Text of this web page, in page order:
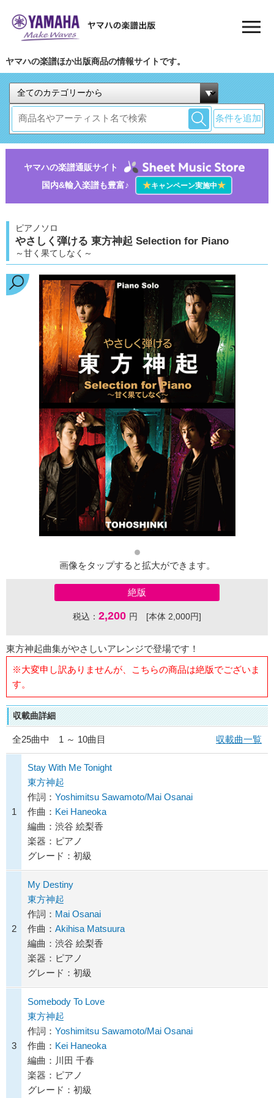
ヤマハの楽譜ほか出版商品の情報サイトです。
条件を追加
ヤマハの楽譜通販サイト
国内&輸入楽譜も豊富♪
★キャンペーン実施中★
ピアノソロ
やさしく弾ける 東方神起 Selection for Piano
～甘く果てしなく～
画像をタップすると拡大ができます。
絶版
税込： 2,200 円 [本体 2,000円]
東方神起曲集がやさしいアレンジで登場です！
※大変申し訳ありませんが、こちらの商品は絶版でございま
す。
収載曲詳細
全25曲中 1 ～ 10曲目 収載曲一覧
1
Stay With Me Tonight
東方神起
作詞： Yoshimitsu Sawamoto/Mai Osanai
作曲： Kei Haneoka
編曲：渋谷 絵梨香
楽器：ピアノ
グレード：初級
2
My Destiny
東方神起
作詞： Mai Osanai
作曲： Akihisa Matsuura
編曲：渋谷 絵梨香
楽器：ピアノ
グレード：初級
3
Somebody To Love
東方神起
作詞： Yoshimitsu Sawamoto/Mai Osanai
作曲： Kei Haneoka
編曲：川田 千春
楽器：ピアノ
グレード：初級